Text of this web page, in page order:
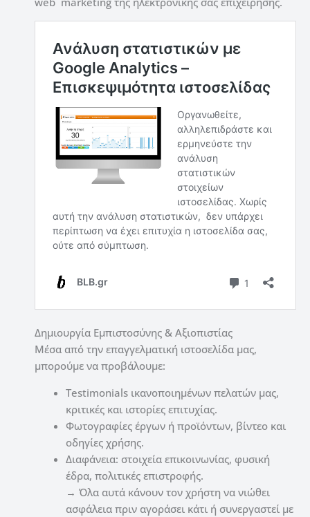
Δημιουργία Εμπιστοσύνης & Αξιοπιστίας
Μέσα από την επαγγελματική ιστοσελίδα μας,
μπορούμε να προβάλουμε:
Testimonials ικανοποιημένων πελατών μας,
κριτικές και ιστορίες επιτυχίας.
Φωτογραφίες έργων ή προϊόντων, βίντεο και
οδηγίες χρήσης.
Διαφάνεια: στοιχεία επικοινωνίας, φυσική
έδρα, πολιτικές επιστροφής.
→ Όλα αυτά κάνουν τον χρήστη να νιώθει
ασφάλεια πριν αγοράσει κάτι ή συνεργαστεί με